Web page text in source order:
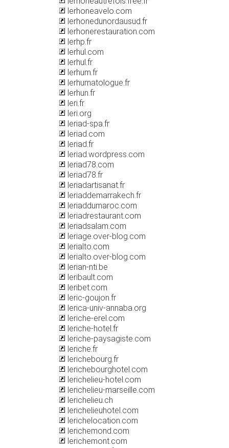
lerhoneavelo.com
lerhonedunordausud.fr
lerhonerestauration.com
lerhp.fr
lerhul.com
lerhul.fr
lerhum.fr
lerhumatologue.fr
lerhun.fr
leri.fr
leri.org
leriad-spa.fr
leriad.com
leriad.fr
leriad.wordpress.com
leriad78.com
leriad78.fr
leriadartisanat.fr
leriaddemarrakech.fr
leriaddumaroc.com
leriadrestaurant.com
leriadsalam.com
leriage.over-blog.com
lerialto.com
lerialto.over-blog.com
lerian-nti.be
leribault.com
leribet.com
leric-goujon.fr
lerica-univ-annaba.org
leriche-erel.com
leriche-hotel.fr
leriche-paysagiste.com
leriche.fr
lerichebourg.fr
lerichebourghotel.com
lerichelieu-hotel.com
lerichelieu-marseille.com
lerichelieu.ch
lerichelieuhotel.com
lerichelocation.com
lerichemond.com
lerichemont.com